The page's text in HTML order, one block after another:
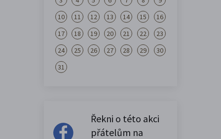
10
11 12 13 14 15
16
17
18 19 20 21 22
23
24
25 26 27 28 29
30
31
Řekni o této akci
přátelům na